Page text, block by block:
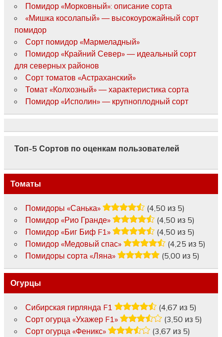
Помидор «Морковный»: описание сорта
«Мишка косолапый» — высокоурожайный сорт
помидор
Сорт помидор «Мармеладный»
Помидор «Крайний Север» — идеальный сорт
для северных районов
Сорт томатов «Астраханский»
Томат «Колхозный» — характеристика сорта
Помидор «Исполин» — крупноплодный сорт
Топ-5 Сортов по оценкам пользователей
Томаты
Помидоры «Санька»
(4,50 из 5)
Помидор «Рио Гранде»
(4,50 из 5)
Помидор «Биг Биф F1»
(4,50 из 5)
Помидор «Медовый спас»
(4,25 из 5)
Помидоры сорта «Ляна»
(5,00 из 5)
Огурцы
Сибирская гирлянда F1
(4,67 из 5)
Сорт огурца «Ухажер F1»
(3,50 из 5)
Сорт огурца «Феникс»
(3,67 из 5)